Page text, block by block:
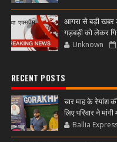
आगरा से बड़ी खबर
गड़बड़ी को लेकर
Unknown
RECENT POSTS
चार माह के रेयांश
लिए परिवार ने
Ballia